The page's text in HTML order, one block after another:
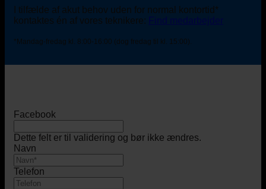
I tilfælde af akut behov uden for normal kontortid*
kontaktes én af vores teknikere:
*Mandag-fredag kl. 8:00-16:00 (dog fredag til kl. 15:00).
Facebook
Dette felt er til validering og bør ikke ændres.
Navn
Telefon